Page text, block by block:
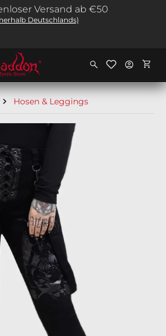
Versand ab €50
Deutschlands)
Hosen & Leggings